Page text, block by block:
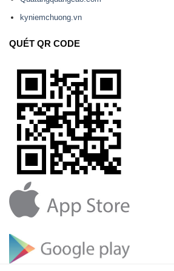
kyniemchuong.vn
QUÉT QR CODE